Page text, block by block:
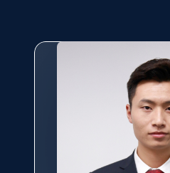
1.5K+
X (formerly Twitter) -
ID, User posted, Name,